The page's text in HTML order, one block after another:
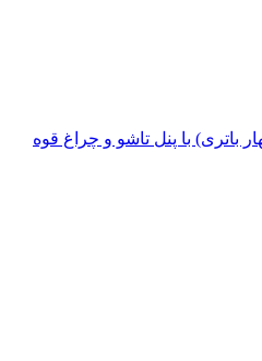
باتری) با پنل تاشو و چراغ قوه